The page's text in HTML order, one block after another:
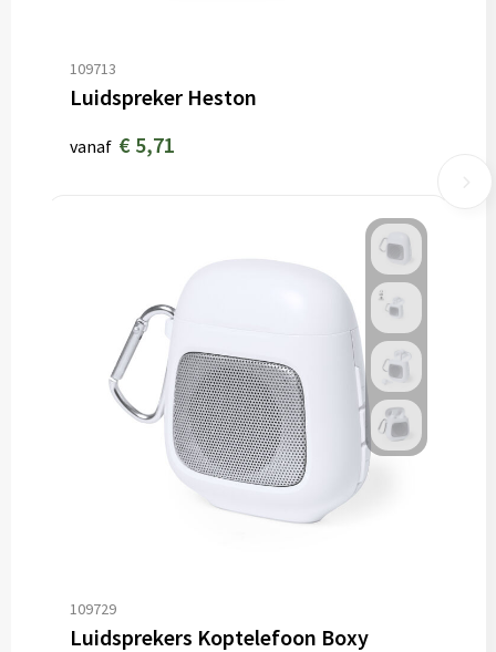
109713
Luidspreker Heston
vanaf € 5,71
109729
Luidsprekers Koptelefoon Boxy